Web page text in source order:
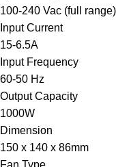
100-240 Vac (full range)
Input Current
15-6.5A
Input Frequency
60-50 Hz
Output Capacity
1000W
Dimension
150 x 140 x 86mm
Fan Type